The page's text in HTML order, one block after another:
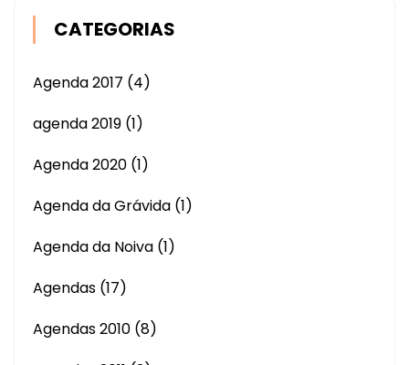
CATEGORIAS
Agenda 2017 (4)
agenda 2019 (1)
Agenda 2020 (1)
Agenda da Grávida (1)
Agenda da Noiva (1)
Agendas (17)
Agendas 2010 (8)